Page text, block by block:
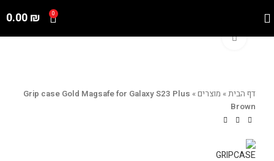
0
0.00₪
Click to enlarge
דף הבית» מוצרים»
Grip case Gold Magsafe for Galaxy S23 Plus
Brown